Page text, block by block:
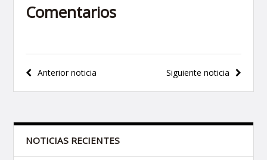
Comentarios
Navegación
de
Siguiente noticia
Anterior noticia
NOTICIAS RECIENTES